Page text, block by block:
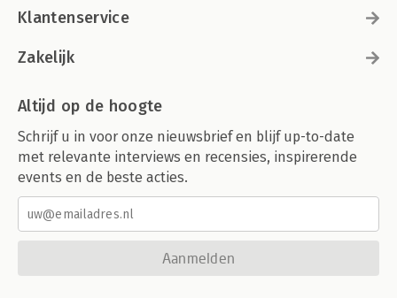
Klantenservice
Zakelijk
Altijd op de hoogte
Schrijf u in voor onze nieuwsbrief en blijf up-to-date
met relevante interviews en recensies, inspirerende
events en de beste acties.
Aanmelden